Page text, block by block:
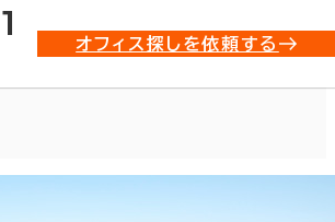
オフィス探しを依頼する